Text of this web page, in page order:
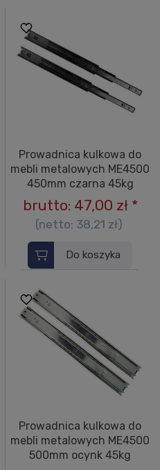
Prowadnica kulkowa do
mebli metalowych ME4500
450mm czarna 45kg
brutto: 47,00 zł*
(netto: 38,21 zł)
Do koszyka
Prowadnica kulkowa do
mebli metalowych ME4500
500mm ocynk 45kg